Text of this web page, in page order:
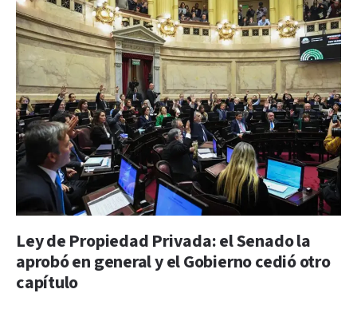
Ley de Propiedad Privada: el Senado la
aprobó en general y el Gobierno cedió otro
capítulo